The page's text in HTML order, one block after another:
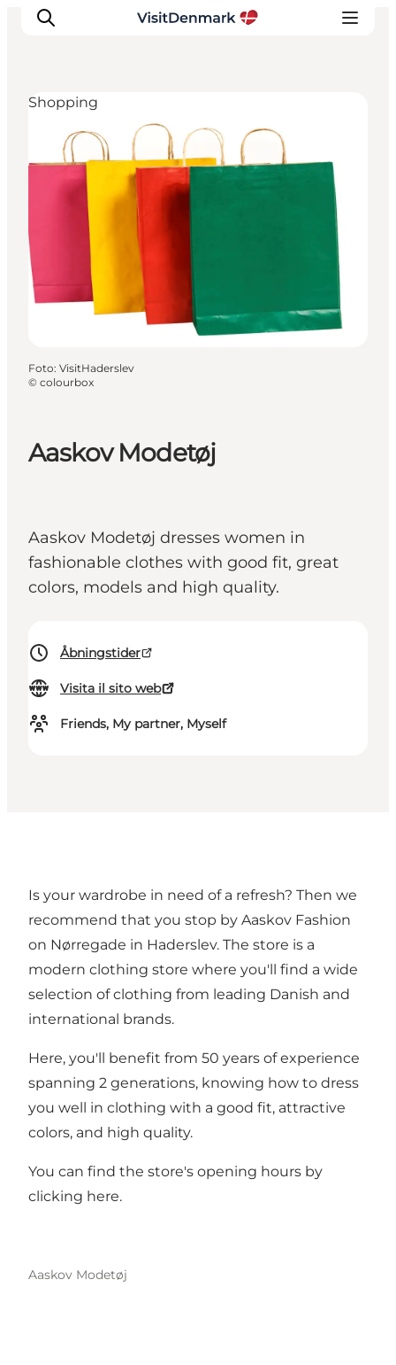
Ispirazioni
Dove andare
Cosa fare
Dove dormire
Pianifica il viaggio
Aaskov Modetøj
Aaskov Modetøj dresses women in
fashionable clothes with good fit, great
colors, models and high quality.
Åbningstider
Visita il sito web
Friends, My partner, Myself
Shopping
Foto: VisitHaderslev
© colourbox
Is your wardrobe in need of a refresh? Then we
recommend that you stop by Aaskov Fashion
on Nørregade in Haderslev. The store is a
modern clothing store where you'll find a wide
selection of clothing from leading Danish and
international brands.
Here, you'll benefit from 50 years of experience
spanning 2 generations, knowing how to dress
you well in clothing with a good fit, attractive
colors, and high quality.
You can find the store's opening hours by
clicking here.
Aaskov Modetøj